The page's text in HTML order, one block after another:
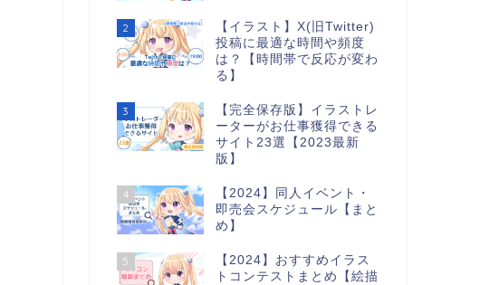
2
【イラスト】X(旧Twitter)
投稿に最適な時間や頻度
は？【時間帯で反応が変わ
る】
3
【完全保存版】イラストレ
ーターがお仕事獲得できる
サイト23選【2023最新
版】
4
【2024】同人イベント・
即売会スケジュール【まと
め】
5
【2024】おすすめイラス
トコンテストまとめ【絵描